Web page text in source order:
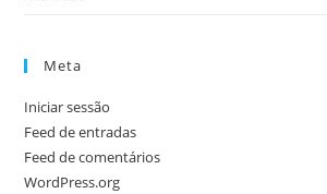
Meta
Iniciar sessão
Feed de entradas
Feed de comentários
WordPress.org